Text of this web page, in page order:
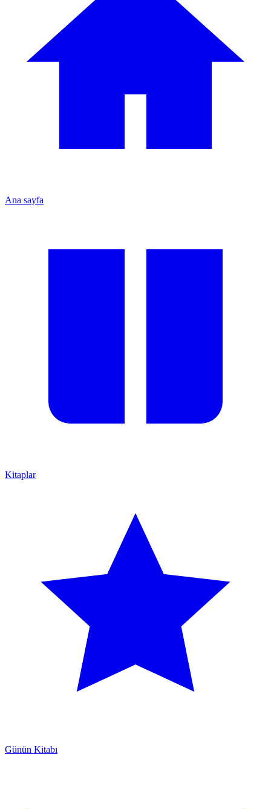
Ana sayfa
Kitaplar
Günün Kitabı